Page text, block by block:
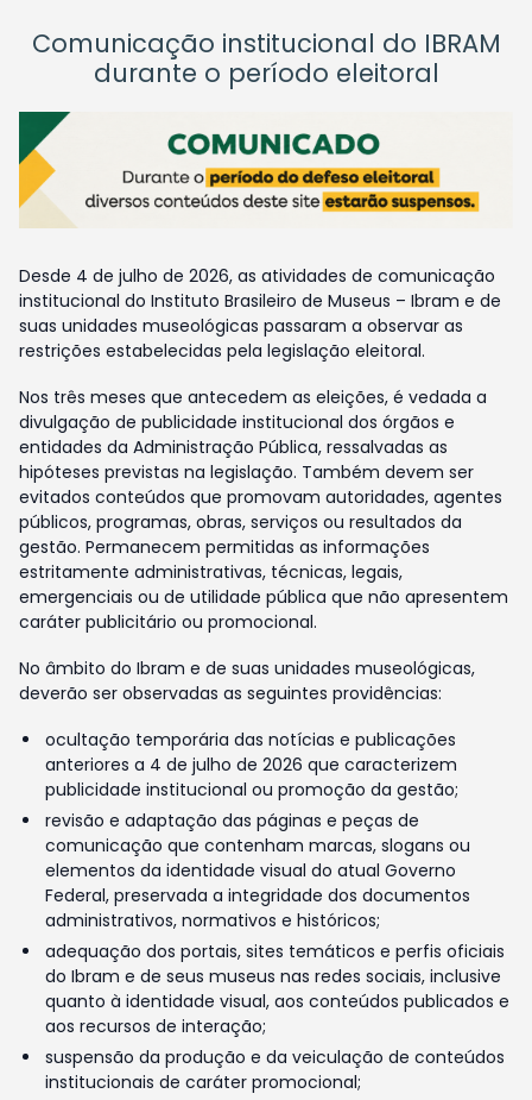
Comunicação institucional do IBRAM
durante o período eleitoral
Desde 4 de julho de 2026, as atividades de comunicação
institucional do Instituto Brasileiro de Museus – Ibram e de
suas unidades museológicas passaram a observar as
restrições estabelecidas pela legislação eleitoral.
Nos três meses que antecedem as eleições, é vedada a
divulgação de publicidade institucional dos órgãos e
entidades da Administração Pública, ressalvadas as
hipóteses previstas na legislação. Também devem ser
evitados conteúdos que promovam autoridades, agentes
públicos, programas, obras, serviços ou resultados da
gestão. Permanecem permitidas as informações
estritamente administrativas, técnicas, legais,
emergenciais ou de utilidade pública que não apresentem
caráter publicitário ou promocional.
No âmbito do Ibram e de suas unidades museológicas,
deverão ser observadas as seguintes providências:
ocultação temporária das notícias e publicações
anteriores a 4 de julho de 2026 que caracterizem
publicidade institucional ou promoção da gestão;
revisão e adaptação das páginas e peças de
comunicação que contenham marcas, slogans ou
elementos da identidade visual do atual Governo
Federal, preservada a integridade dos documentos
administrativos, normativos e históricos;
adequação dos portais, sites temáticos e perfis oficiais
do Ibram e de seus museus nas redes sociais, inclusive
quanto à identidade visual, aos conteúdos publicados e
aos recursos de interação;
suspensão da produção e da veiculação de conteúdos
institucionais de caráter promocional;